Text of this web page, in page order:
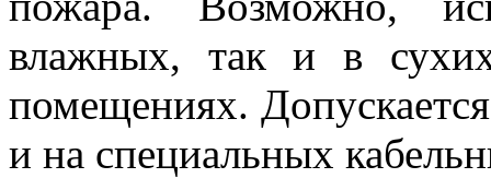
влажных, так и в
помещениях.
и на специальных